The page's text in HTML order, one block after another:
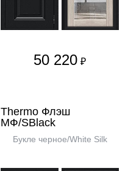
50 220 ₽
Thermo Флэш
МФ/SBlack
Букле черное/White Silk